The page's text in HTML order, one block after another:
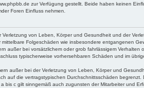
zur Verfügung gestellt. Beide haben keinen
Foren Einfluss nehmen.
Verletzung von Leben, Körper und Gesundheit und der
Folgeschäden wie insbesondere entgangenen
außer bei vorsätzlichem oder grob fahrlässigem
typischerweise vorhersehbaren Schäden und im
außer bei der Verletzung von Leben, Körper und
auf die vertragstypischen Durchschnittsschäden
bis c gilt sinngemäß auch zugunsten der Mitarbeiter und